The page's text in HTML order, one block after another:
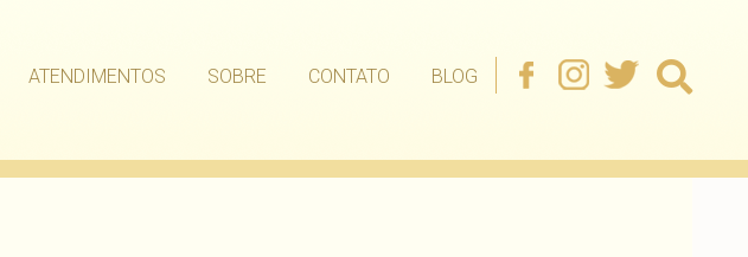
ATENDIMENTOS SOBRE CONTATO BLOG